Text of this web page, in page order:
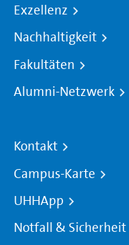
Exzellenz
Nachhaltigkeit
Fakultäten
Alumni-Netzwerk
Kontakt
Campus-Karte
UHHApp
Notfall & Sicherheit